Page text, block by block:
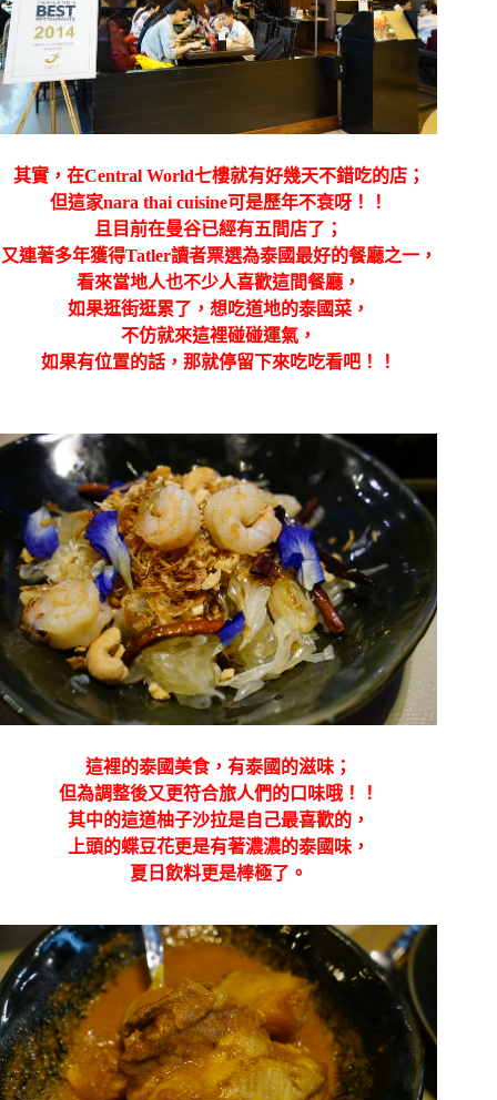
其實，在Central World七樓就有好幾天不錯吃的店；
但這家nara thai cuisine可是歷年不衰呀！！
且目前在曼谷已經有五間店了；
又連著多年獲得Tatler讀者票選為泰國最好的餐廳之一，
看來當地人也不少人喜歡這間餐廳，
如果逛街逛累了，想吃道地的泰國菜，
不仿就來這裡碰碰運氣，
如果有位置的話，那就停留下來吃吃看吧！！
這裡的泰國美食，有泰國的滋味；
但為調整後又更符合旅人們的口味哦！！
其中的這道柚子沙拉是自己最喜歡的，
上頭的蝶豆花更是有著濃濃的泰國味，
夏日飲料更是棒極了。